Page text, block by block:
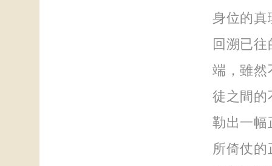
身位的真
回溯已
端，雖然
徒之間的
勒出一幅
所倚仗